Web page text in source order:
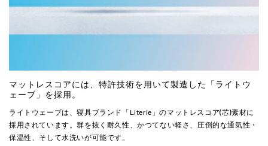
マットレスコアには、特許技術を用いて製造した「ライトウ
ェーブ」を採用。
ライトウェーブは、寝具ブランド「Literie」のマットレスコア(芯)素材に
採用されています。群を抜く耐久性、かつてない軽さ、圧倒的な通気性・
保温性、そして水洗いが可能です。